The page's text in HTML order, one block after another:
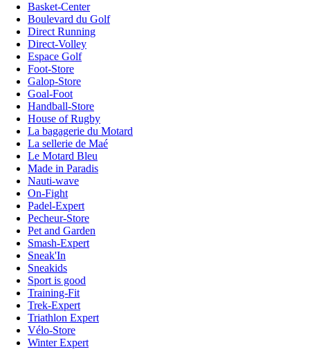
Basket-Center
Boulevard du Golf
Direct Running
Direct-Volley
Espace Golf
Foot-Store
Galop-Store
Goal-Foot
Handball-Store
House of Rugby
La bagagerie du Motard
La sellerie de Maé
Le Motard Bleu
Made in Paradis
Nauti-wave
On-Fight
Padel-Expert
Pecheur-Store
Pet and Garden
Smash-Expert
Sneak'In
Sneakids
Sport is good
Training-Fit
Trek-Expert
Triathlon Expert
Vélo-Store
Winter Expert